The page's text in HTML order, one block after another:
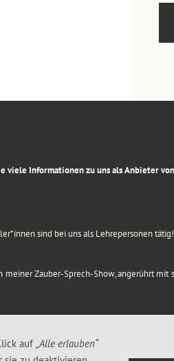
Informationen zu uns als Anbieter
sind bei uns als Lehrepersonen
Zauber-Sprech-Show, angerührt
auf „Alle erlauben“